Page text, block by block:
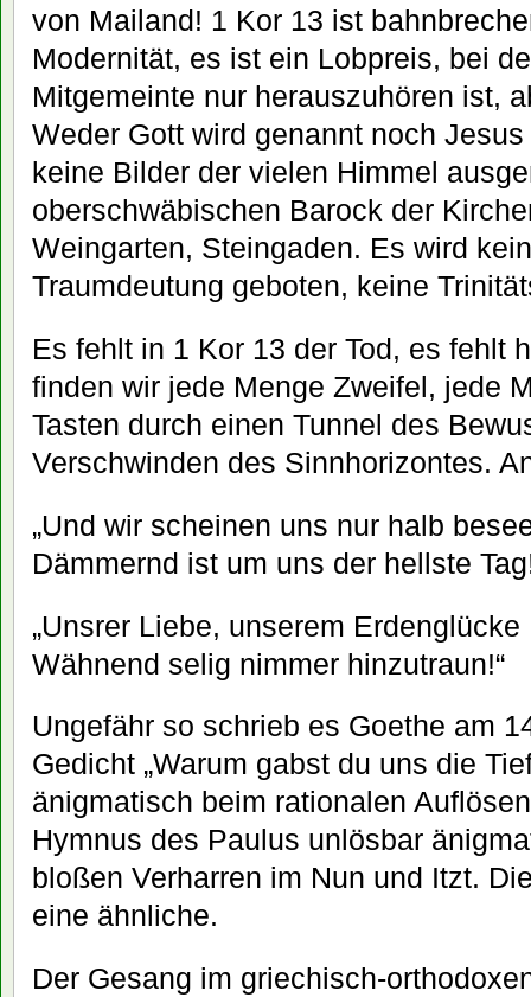
von Mailand! 1 Kor 13 ist
Modernität, es ist ein Lobpreis, bei
Mitgemeinte nur herauszuhören ist,
Weder Gott wird genannt noch
keine Bilder der vielen Himmel
oberschwäbischen Barock der
Weingarten, Steingaden. Es wird
Traumdeutung geboten, keine
Es fehlt in 1 Kor 13 der Tod, es fehlt
finden wir jede Menge Zweifel, jede
Tasten durch einen Tunnel des
Verschwinden des Sinnhorizontes.
„Und wir scheinen uns nur halb
Dämmernd ist um uns der hellste
„Unsrer Liebe, unserem Erdenglücke
Wähnend selig nimmer hinzutraun!“
Ungefähr so schrieb es Goethe am
Gedicht „Warum gabst du uns die
änigmatisch beim rationalen
Hymnus des Paulus unlösbar
bloßen Verharren im Nun und Itzt.
eine ähnliche.
Der Gesang im griechisch-